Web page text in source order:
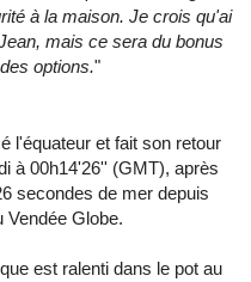
à la maison. Je crois qu'ai
mais ce sera du bonus
options."
l'équateur et fait son retour
à 00h14'26'' (GMT), après
secondes de mer depuis
Vendée Globe.
est ralenti dans le pot au